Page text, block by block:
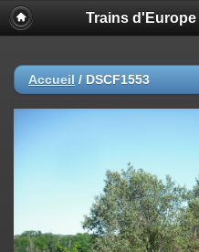
Trains
Accueil / DSCF1553